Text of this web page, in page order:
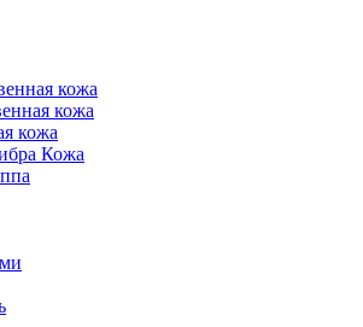
кожа
кожа
кожа
Кожа